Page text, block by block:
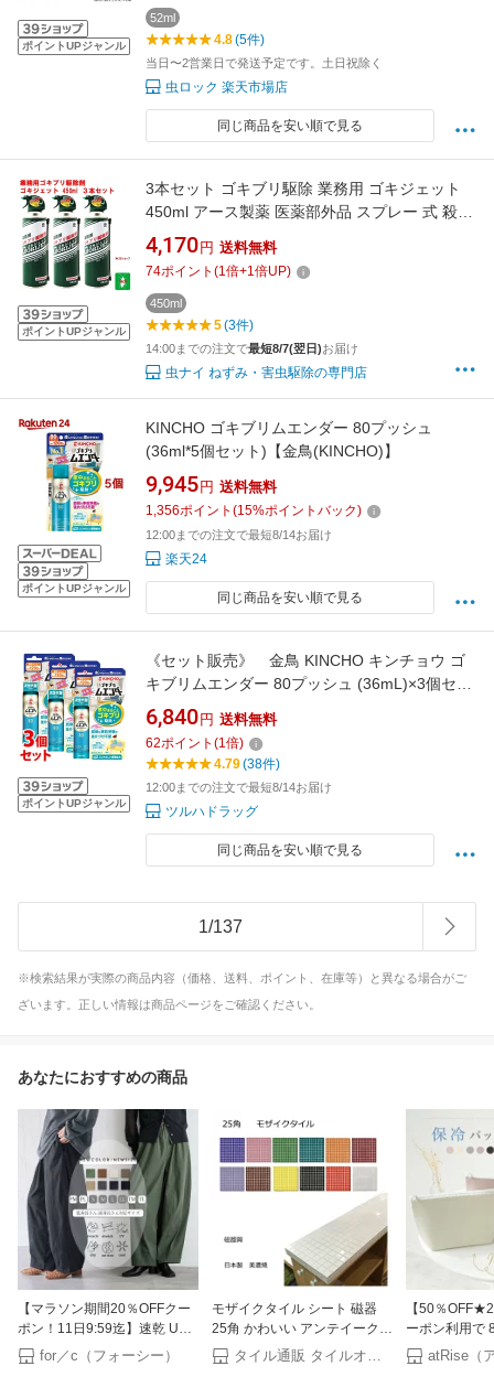
ポイントUPジャンル
52ml
4.8(5件)
当日〜2営業日で発送予定です。土日祝除く
虫ロック 楽天市場店
同じ商品を安い順で見る
ポイントUPジャンル
3本セット ゴキブリ駆除 業務用 ゴキジェット
450ml アース製薬 医薬部外品 スプレー 式 殺虫
剤 噴射 狭い 隙間用 ノズル 秒速ノックダウン
ビル オフィス 厨房 工場 ゴミ溜 下水溝 退治 対
策 ポイント 領収書発行 虫ナイ
4,170 円 送料無料
74ポイント (1倍+1倍UP)
450ml
5(3件)
14:00までの注文で最短8/7(翌日)お届け
虫ナイ ねずみ・害虫駆除の専門店
ポイントUPジャンル
KINCHO ゴキブリムエンダー 80プッシュ
(36ml*5個セット)【金鳥(KINCHO)】
9,945 円 送料無料
1,356ポイント (15%ポイントバック)
12:00までの注文で最短8/14お届け
楽天24
同じ商品を安い順で見る
ポイントUPジャンル
《セット販売》 金鳥 KINCHO キンチョウ ゴ
キブリムエンダー 80プッシュ (36mL)×3個セッ
ト 【防除用医薬部外品】 【送料無料】
【smtb-s】
6,840 円 送料無料
62ポイント (1倍)
4.79(38件)
12:00までの注文で最短8/14お届け
ツルハドラッグ
同じ商品を安い順で見る
1/137
※検索結果が実際の商品内容（価格、送料、ポイント、在庫等）と異なる場合がご
ざいます。正しい情報は商品ページをご確認ください。
あなたにおすすめの商品
【マラソン期間20％OFFクー
ポン！11日9:59迄】速乾 UV
カット イージー コクーンパン
ツ レディース ボトム パンツ
for／c（フォーシー）
モザイクタイル シート 磁器
25角 かわいい アンテイーク
インテリア キッチン カウンタ
ー お風呂 浴室 浴槽 床 壁 洗面
タイル通販 タイルオンライン
【50％
ーポン利用で
新色登場
ルミ／保冷バ
atRise（